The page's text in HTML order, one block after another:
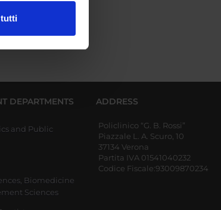
DEPARTMENTS
and Public
Biomedicine
Sciences
ADDRESS
Policlinico “G. B. Rossi”
Piazzale L. A. Scuro, 10
37134 Verona
Partita IVA 01541040232
Codice Fiscale:93009870234